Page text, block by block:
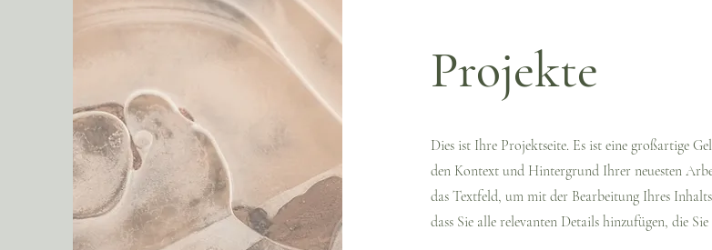
Projekte
Dies ist Ihre Projektseite. Es ist eine großartige
den Kontext und Hintergrund Ihrer neuesten
das Textfeld, um mit der Bearbeitung Ihres
dass Sie alle relevanten Details hinzufügen, die